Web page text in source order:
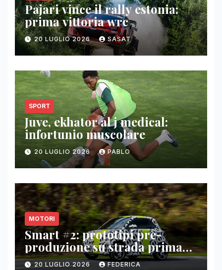
Pajari vince il rally estonia:
prima vittoria wrc
20 LUGLIO 2026 SASAT
SPORT
Juve, ekhator al j medical:
infortunio muscolare
20 LUGLIO 2026 PABLO
MOTORI
Smart #2: prototipi pre-
produzione su strada prima
del paris motor show 2026
20 LUGLIO 2026 FEDERICA